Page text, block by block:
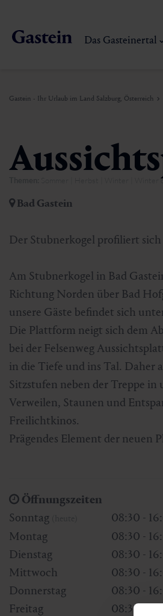
Das Gasteinertal
Skifahren & Snowboarden
Langlaufen
Bergbahnen & Lifte
Sportmedizin
Gesundheitsförderung
Gastein von A-Z
Interaktive Karte
Genuss und Kulinarik
Gastein - Ihr Urlaub im Land Salzburg, Österreich
Sommer | Herbst | Winter | Winter
Bad Gastein
Der Stubnerkogel profiliert
Am Stubnerkogel in Bad
Richtung Norden über Bad
unsere Gäste befindet sich
Die Plattform neigt sich dem
bei der Felsenweg
in die Tiefe und ins Tal. Daher
Sitzstufen neben der Treppe
Verweilen, Staunen und
Freilichtkinos.
Prägendes Element der neuen
Öffnungszeiten
Sonntag
08:30 -
Montag
08:30 -
Dienstag
08:30 -
Mittwoch
08:30 -
Donnerstag
08:30 -
Freitag
08:30 -